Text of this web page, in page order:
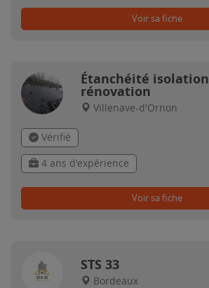
Voir sa fiche
Étanchéité isolation
rénovation
Villenave-d'Ornon
Vérifié
4 ans d'expérience
Voir sa fiche
STS 33
Bordeaux